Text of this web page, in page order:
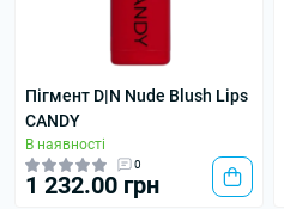
Пігмент D|N Nude Blush Lips
CANDY
В наявності
0
1 232.00 грн